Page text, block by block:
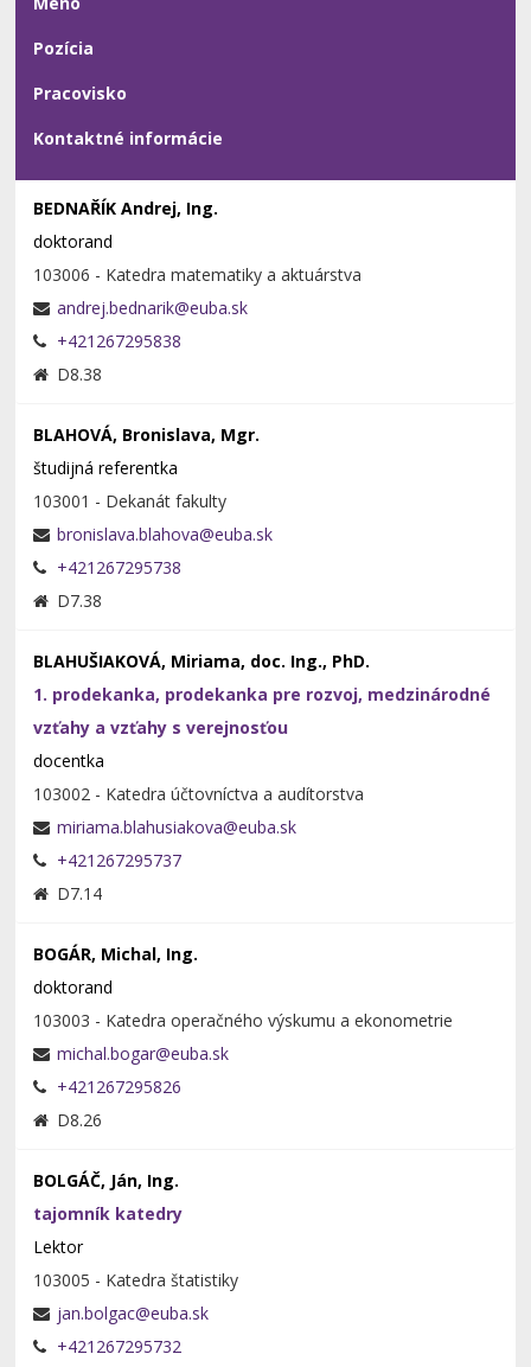
Pozícia
Pracovisko
Kontaktné informácie
BEDNAŘÍK Andrej, Ing.
doktorand
103006 - Katedra matematiky a aktuárstva
+421267295838
D8.38
BLAHOVÁ, Bronislava, Mgr.
študijná referentka
103001 - Dekanát fakulty
+421267295738
D7.38
BLAHUŠIAKOVÁ, Miriama, doc. Ing., PhD.
1. prodekanka, prodekanka pre rozvoj, medzinárodné
vzťahy a vzťahy s verejnosťou
docentka
103002 - Katedra účtovníctva a audítorstva
+421267295737
D7.14
BOGÁR, Michal, Ing.
doktorand
103003 - Katedra operačného výskumu a ekonometrie
+421267295826
D8.26
BOLGÁČ, Ján, Ing.
tajomník katedry
Lektor
103005 - Katedra štatistiky
+421267295732